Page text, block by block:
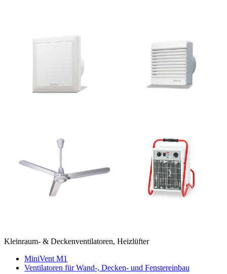
Kleinraum- & Deckenventilatoren, Heizlüfter
MiniVent M1
Ventilatoren für Wand-, Decken- und Fenstereinbau